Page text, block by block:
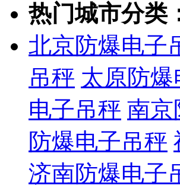
热门城市分类
北京防爆电子
吊秤 太原防
电子吊秤 南京
防爆电子吊秤
济南防爆电子